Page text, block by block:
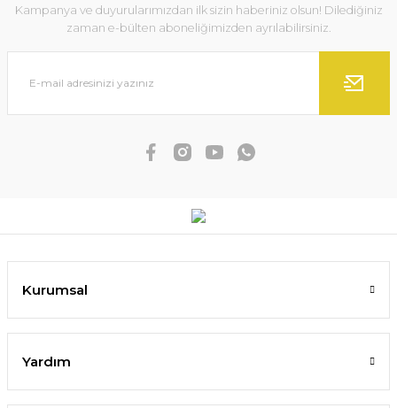
Kampanya ve duyurularımızdan ilk sizin haberiniz olsun! Dilediğiniz
zaman e-bülten aboneliğimizden ayrılabilirsiniz.
Kurumsal
Yardım